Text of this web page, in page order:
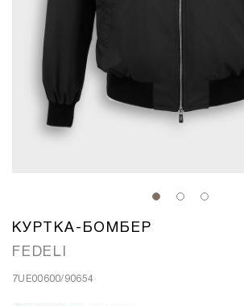
КУРТКА-БОМБЕР
FEDELI
7UE00600/90654